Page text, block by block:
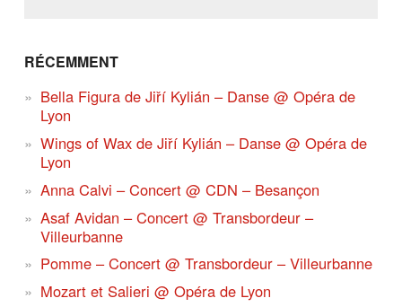
RÉCEMMENT
Bella Figura de Jiří Kylián – Danse @ Opéra de
Lyon
Wings of Wax de Jiří Kylián – Danse @ Opéra de
Lyon
Anna Calvi – Concert @ CDN – Besançon
Asaf Avidan – Concert @ Transbordeur –
Villeurbanne
Pomme – Concert @ Transbordeur – Villeurbanne
Mozart et Salieri @ Opéra de Lyon